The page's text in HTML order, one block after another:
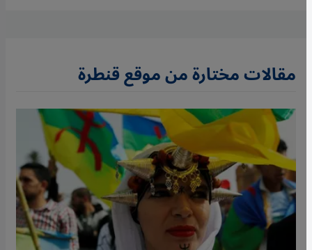
مقالات مختارة من موقع قنطرة